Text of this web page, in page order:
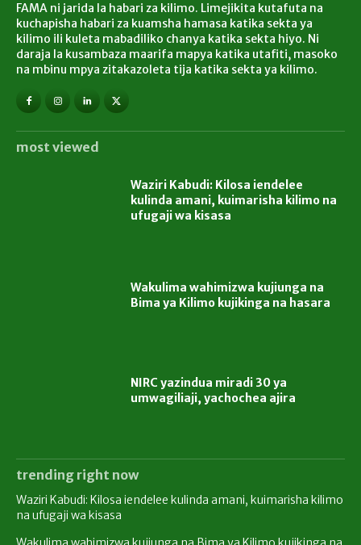
FAMA ni jarida la habari za kilimo. Limejikita kutafuta na
kuchapisha habari za kuamsha hamasa katika sekta ya
kilimo ili kuleta mabadiliko chanya katika sekta hiyo. Ni
daraja la kusambaza maarifa mapya katika utafiti, masoko
na mbinu mpya zitakazoleta tija katika sekta ya kilimo.
most viewed
Waziri Kabudi: Kilosa iendelee
kulinda amani, kuimarisha kilimo na
ufugaji wa kisasa
Wakulima wahimizwa kujiunga na
Bima ya Kilimo kujikinga na hasara
NIRC yazindua miradi 30 ya
umwagiliaji, yachochea ajira
trending right now
Waziri Kabudi: Kilosa iendelee kulinda amani, kuimarisha kilimo
na ufugaji wa kisasa